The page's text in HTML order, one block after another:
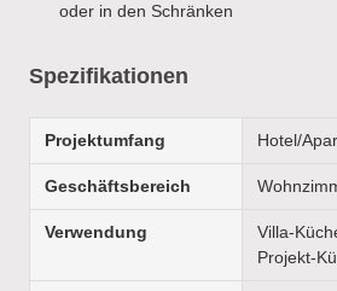
oder in den Schränken
Spezifikationen
Projektumfang Hotel/
Geschäftsbereich
Verwendung
Villa-
Projekt-